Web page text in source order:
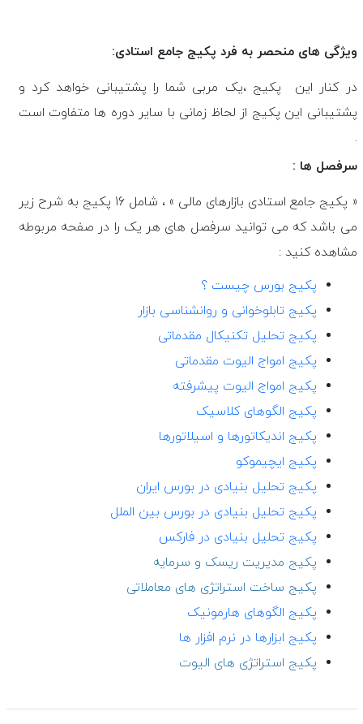
ویژگی های منحصر به فرد پکیج جامع استادی:
در کنار این پکیج ،یک مربی شما را پشتیبانی خواهد کرد و
پشتیبانی این پکیج از لحاظ زمانی با سایر دوره ها متفاوت است
.
سرفصل ها :
« پکیج جامع استادی بازارهای مالی » ، شامل 16 پکیج به شرح زیر
می باشد که می توانید سرفصل های هر یک را در صفحه مربوطه
مشاهده کنید :
پکیج بورس چیست ؟
پکیج تابلوخوانی و روانشناسی بازار
پکیج تحلیل تکنیکال مقدماتی
پکیج امواج الیوت مقدماتی
پکیج امواج الیوت پیشرفته
پکیج الگوهای کلاسیک
پکیج اندیکاتورها و اسیلاتورها
پکیج ایچیموکو
پکیج تحلیل بنیادی در بورس ایران
پکیج تحلیل بنیادی در بورس بین الملل
پکیج تحلیل بنیادی در فارکس
پکیج مدیریت ریسک و سرمایه
پکیج ساخت استراتژی های معاملاتی
پکیج الگوهای هارمونیک
پکیج ابزارها در نرم افزار ها
پکیج استراتژی های الیوت